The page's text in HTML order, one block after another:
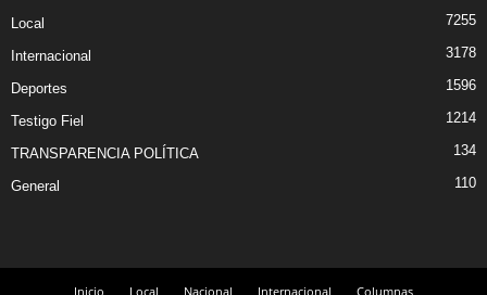
Local 7255
Internacional 3178
Deportes 1596
Testigo Fiel 1214
TRANSPARENCIA POLÍTICA 134
General 110
Inicio Local Nacional Internacional Columnas